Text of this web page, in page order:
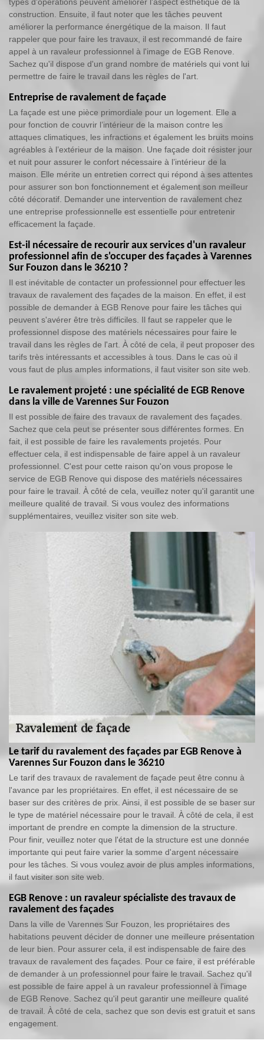
construction. Ensuite, il faut noter que les tâches peuvent
améliorer la performance énergétique de la maison. Il faut
rappeler que pour faire les travaux, il est recommandé de faire
appel à un ravaleur professionnel à l'image de EGB Renove.
Sachez qu'il dispose d'un grand nombre de matériels qui vont lui
permettre de faire le travail dans les règles de l'art.
Entreprise de ravalement de façade
La façade est une pièce primordiale pour un logement. Elle a
pour fonction de couvrir l’intérieur de la maison contre les
attaques climatiques, les infractions et également les bruits moins
agréables à l’extérieur de la maison. Une façade doit résister jour
et nuit pour assurer le confort nécessaire à l’intérieur de la
maison. Elle mérite un entretien correct qui répond à ses attentes
pour assurer son bon fonctionnement et également son meilleur
côté décoratif. Demander une intervention de ravalement chez
une entreprise professionnelle est essentielle pour entretenir
efficacement la façade.
Est-il nécessaire de recourir aux services d'un ravaleur
professionnel afin de s'occuper des façades à Varennes
Sur Fouzon dans le 36210 ?
Il est inévitable de contacter un professionnel pour effectuer les
travaux de ravalement des façades de la maison. En effet, il est
possible de demander à EGB Renove pour faire les tâches qui
peuvent s'avérer être très difficiles. Il faut se rappeler que le
professionnel dispose des matériels nécessaires pour faire le
travail dans les règles de l'art. À côté de cela, il peut proposer des
tarifs très intéressants et accessibles à tous. Dans le cas où il
vous faut de plus amples informations, il faut visiter son site web.
Le ravalement projeté : une spécialité de EGB Renove
dans la ville de Varennes Sur Fouzon
Il est possible de faire des travaux de ravalement des façades.
Sachez que cela peut se présenter sous différentes formes. En
fait, il est possible de faire les ravalements projetés. Pour
effectuer cela, il est indispensable de faire appel à un ravaleur
professionnel. C'est pour cette raison qu'on vous propose le
service de EGB Renove qui dispose des matériels nécessaires
pour faire le travail. À côté de cela, veuillez noter qu'il garantit une
meilleure qualité de travail. Si vous voulez des informations
supplémentaires, veuillez visiter son site web.
Le tarif du ravalement des façades par EGB Renove à
Varennes Sur Fouzon dans le 36210
Le tarif des travaux de ravalement de façade peut être connu à
l'avance par les propriétaires. En effet, il est nécessaire de se
baser sur des critères de prix. Ainsi, il est possible de se baser sur
le type de matériel nécessaire pour le travail. À côté de cela, il est
important de prendre en compte la dimension de la structure.
Pour finir, veuillez noter que l'état de la structure est une donnée
importante qui peut faire varier la somme d'argent nécessaire
pour les tâches. Si vous voulez avoir de plus amples informations,
il faut visiter son site web.
EGB Renove : un ravaleur spécialiste des travaux de
ravalement des façades
Dans la ville de Varennes Sur Fouzon, les propriétaires des
habitations peuvent décider de donner une meilleure présentation
de leur bien. Pour assurer cela, il est indispensable de faire des
travaux de ravalement des façades. Pour ce faire, il est préférable
de demander à un professionnel pour faire le travail. Sachez qu'il
est possible de faire appel à un ravaleur professionnel à l'image
de EGB Renove. Sachez qu'il peut garantir une meilleure qualité
de travail. À côté de cela, sachez que son devis est gratuit et sans
engagement.